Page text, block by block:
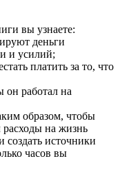
вы узнаете:
деньги
и усилий;
платить за то, что
он работал на
образом, чтобы
расходы на жизнь
создать источники
часов вы